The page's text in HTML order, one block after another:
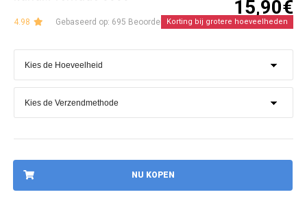
15,90€
4.98 Gebaseerd op: 695 BeoordelingenKorting bij grotere hoeveelheden
NU KOPEN